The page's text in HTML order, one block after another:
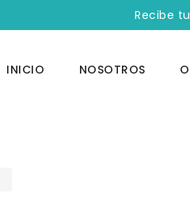
Recibe
INICIO NOSOTROS